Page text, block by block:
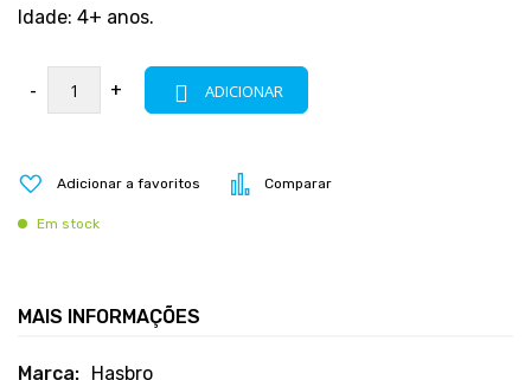
Idade: 4+ anos.
- + ADICIONAR
Adicionar a favoritos Comparar
Em stock
MAIS INFORMAÇÕES
Mais
Hasbro